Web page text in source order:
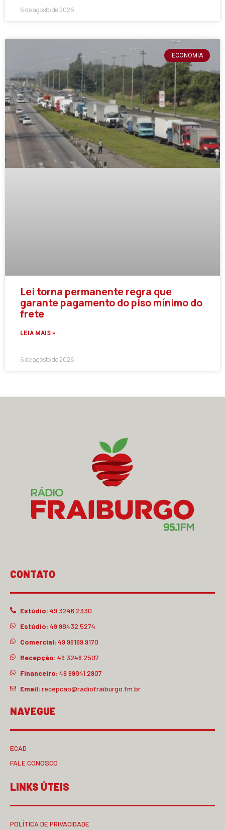
6 de agosto de 2026
ECONOMIA
Lei torna permanente regra que
garante pagamento do piso mínimo do
frete
LEIA MAIS »
6 de agosto de 2026
CONTATO
Estúdio: 49 3246.2330
Estúdio: 49 98432.5274
Comercial: 49 99199.9170
Recepção: 49 3246.2507
Financeiro: 49 99841.2907
Email: recepcao@radiofraiburgo.fm.br
NAVEGUE
ECAD
FALE CONOSCO
LINKS ÚTEIS
POLÍTICA DE PRIVACIDADE